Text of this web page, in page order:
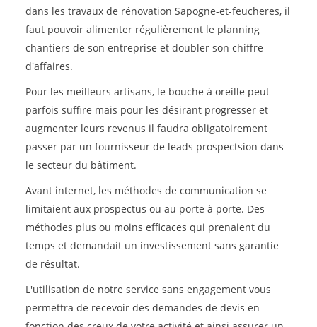
dans les travaux de rénovation Sapogne-et-feucheres, il
faut pouvoir alimenter régulièrement le planning
chantiers de son entreprise et doubler son chiffre
d'affaires.
Pour les meilleurs artisans, le bouche à oreille peut
parfois suffire mais pour les désirant progresser et
augmenter leurs revenus il faudra obligatoirement
passer par un fournisseur de leads prospectsion dans
le secteur du bâtiment.
Avant internet, les méthodes de communication se
limitaient aux prospectus ou au porte à porte. Des
méthodes plus ou moins efficaces qui prenaient du
temps et demandait un investissement sans garantie
de résultat.
L'utilisation de notre service sans engagement vous
permettra de recevoir des demandes de devis en